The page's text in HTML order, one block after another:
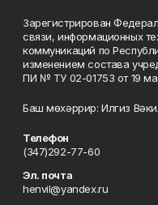
Зарегистрирован
связи, информационных
коммуникаций по
изменением состава
ПИ № ТУ 02-01753 от 19
Баш мөхәррир: Илгиз
Телефон
(347)292-77-60
Эл. почта
henvil@yandex.ru